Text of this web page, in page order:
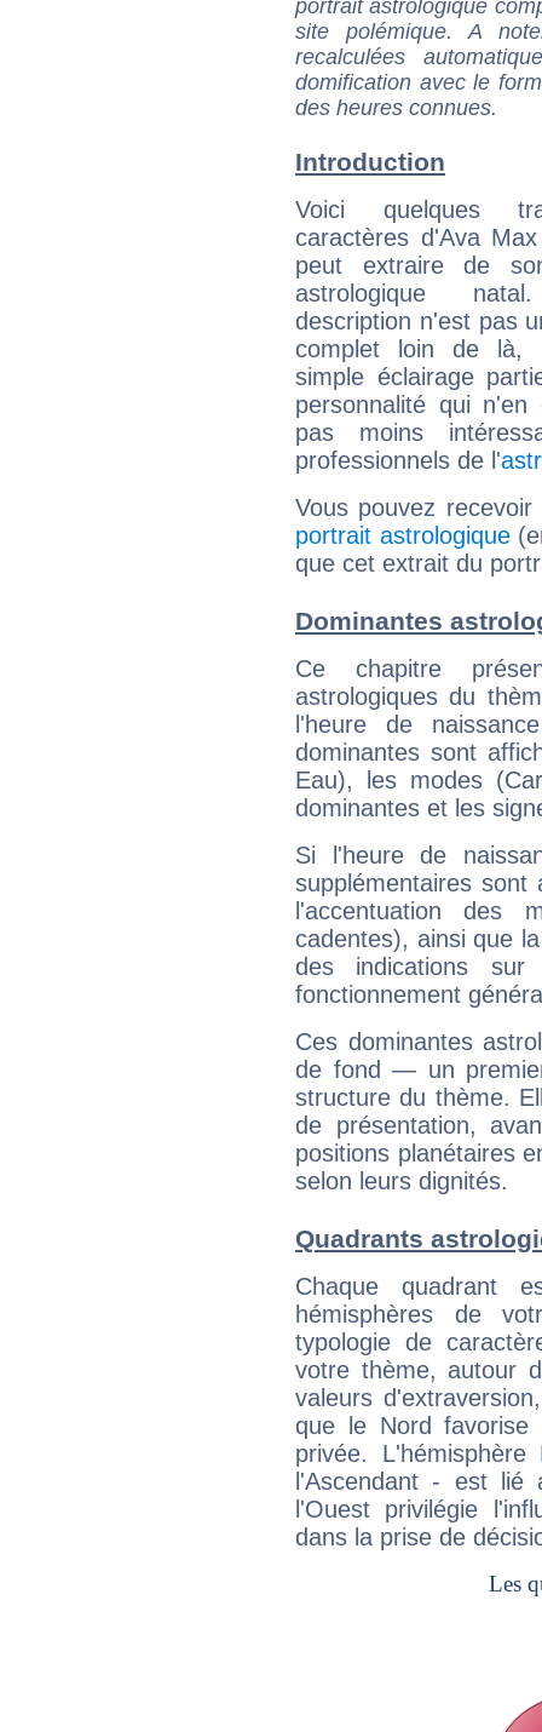
portrait astrologique
site polémique. A
recalculées
domification avec le
des heures connues.
Introduction
Voici quelques
caractères d'Ava
peut extraire de
astrologique
description n'est pas
complet loin de là,
simple éclairage
personnalité qui n'en
pas moins
professionnels de l'
Vous pouvez
portrait astrologique
que cet extrait du
Dominantes
Ce chapitre
astrologiques du
l'heure de
dominantes sont
Eau), les modes
dominantes et les
Si l'heure de
supplémentaires sont
l'accentuation des
cadentes), ainsi que
des indications sur
fonctionnement
Ces dominantes
de fond — un
structure du thème.
de présentation,
positions planétaires
selon leurs dignités.
Quadrants
Chaque quadrant
hémisphères de
typologie de
votre thème, autour
valeurs
que le Nord favorise
privée.
l'Ascendant - est
l'Ouest privilégie
dans la prise de